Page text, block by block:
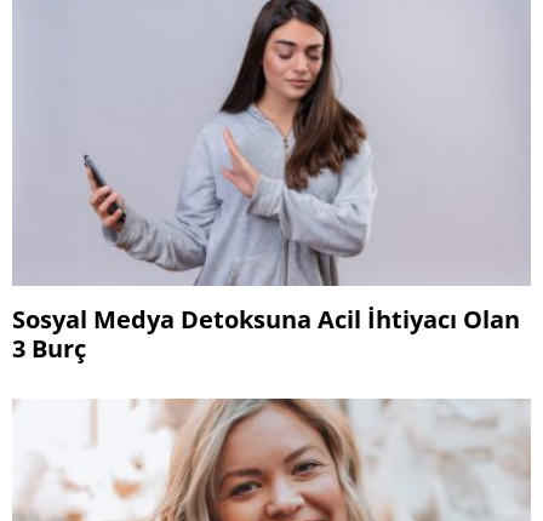
Sosyal Medya Detoksuna Acil İhtiyacı Olan
3 Burç